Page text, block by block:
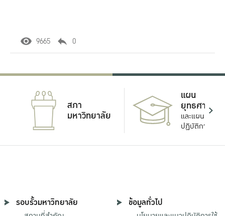
9665 0
สภา
มหาวิทยาลัย
แผน
ยุทธศาสตร์
และแผน
ปฏิบัติการ
รอบรั้วมหาวิทยาลัย ข้อมูลทั่วไป